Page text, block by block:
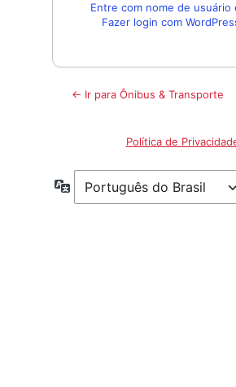
Entre com nome de usuário
Fazer login com
← Ir para Ônibus & Transporte
Política de
Idioma